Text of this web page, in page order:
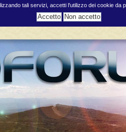
tali servizi, accetti l'utilizzo dei cookie da